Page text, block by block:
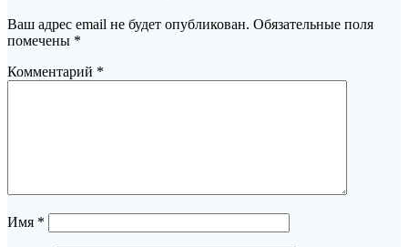
Ваш адрес email не будет опубликован. Обязательные поля
помечены *
Комментарий *
Имя *